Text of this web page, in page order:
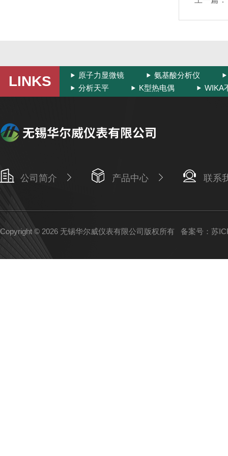
LINKS 原子力显微镜
氨基酸分析仪
分析天平
K型热电偶 WIKA
公司简介 产品中心 联系
Copyright © 2026 无锡华尔威仪表有限公司版权所有 备案号：苏